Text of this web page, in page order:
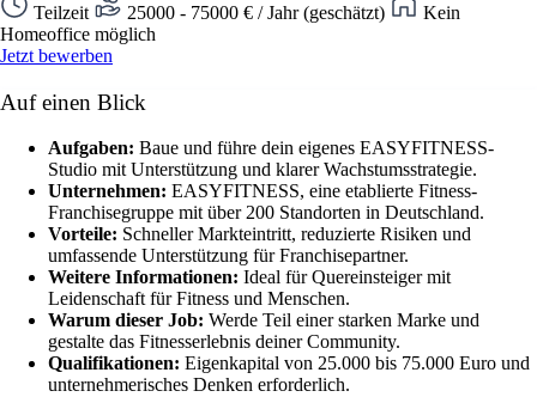
Teilzeit 25000 - 75000 € / Jahr (geschätzt)
Kein
Homeoffice möglich
Jetzt bewerben
Auf einen Blick
Aufgaben: Baue und führe dein eigenes EASYFITNESS-
Studio mit Unterstützung und klarer Wachstumsstrategie.
Unternehmen: EASYFITNESS, eine etablierte Fitness-
Franchisegruppe mit über 200 Standorten in Deutschland.
Vorteile: Schneller Markteintritt, reduzierte Risiken und
umfassende Unterstützung für Franchisepartner.
Weitere Informationen: Ideal für Quereinsteiger mit
Leidenschaft für Fitness und Menschen.
Warum dieser Job: Werde Teil einer starken Marke und
gestalte das Fitnesserlebnis deiner Community.
Qualifikationen: Eigenkapital von 25.000 bis 75.000 Euro und
unternehmerisches Denken erforderlich.